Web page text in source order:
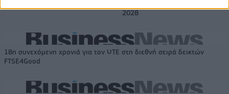
2028
18η συνεχόμενη χρονιά για τον ΟΤΕ στη διεθνή σειρά δεικτών
FTSE4Good